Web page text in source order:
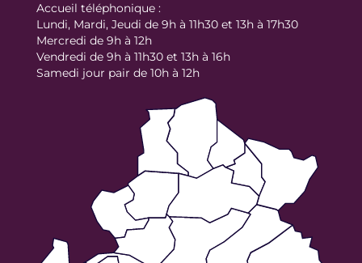
Accueil téléphonique :
Lundi, Mardi, Jeudi de 9h à 11h30 et 13h à 17h30
Mercredi de 9h à 12h
Vendredi de 9h à 11h30 et 13h à 16h
Samedi jour pair de 10h à 12h